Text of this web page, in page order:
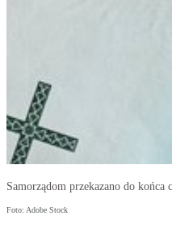
Samorządom przekazano do końca
Foto: Adobe Stock